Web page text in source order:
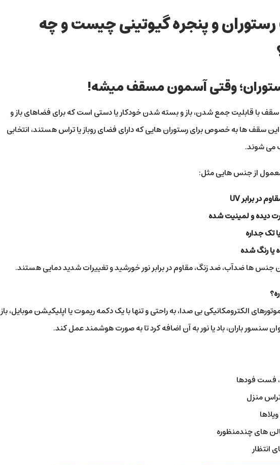
و پنجره گیوتینی چیست و چه
وقتی آسمون مسقف میشه!
با قابلیت جمع شدن، باز و بسته شدن خودکار یا دستی است که برای فضاهای باز و
سقف ها به خصوص برای رستوران هایی که دارای فضای روباز یا تراس هستند، انتخابی
می شوند.
از جنس هایی مثل:
دیده و لمینیت شده
تک جداره
یا رنگ شده
ها ضدآب، ضد زنگ، مقاوم در برابر نور خورشید و تغییرات شدید دمایی هستند.
الکترومکانیکی بی صدا، به راحتی و تنها با یک دکمه ریموت یا اپلیکیشن موبایل، باز
سنسور باران، باد یا نور به آن اضافه کرد تا به صورت هوشمند عمل کند.
فست فودها
منزل
های چندمنظوره
انتظار